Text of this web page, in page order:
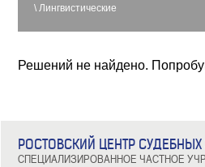
\ Лингвистические
Решений не найдено.
РОСТОВСКИЙ ЦЕНТР СУДЕБНЫХ
СПЕЦИАЛИЗИРОВАННОЕ ЧАСТНОЕ